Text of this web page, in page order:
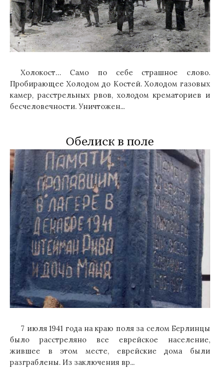
Холокост… Само по себе страшное слово.
Пробирающее Холодом до Костей. Холодом газовых
камер, расстрельных рвов, холодом крематориев и
бесчеловечности. Уничтожен...
Обелиск в поле
7 июля 1941 года на краю поля за селом Берлинцы
было расстреляно все еврейское население,
жившее в этом месте, еврейские дома были
разграблены. Из заключения вр...